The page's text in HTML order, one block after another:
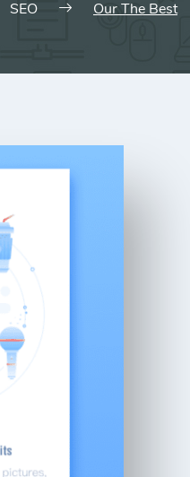
SEO Our The Best